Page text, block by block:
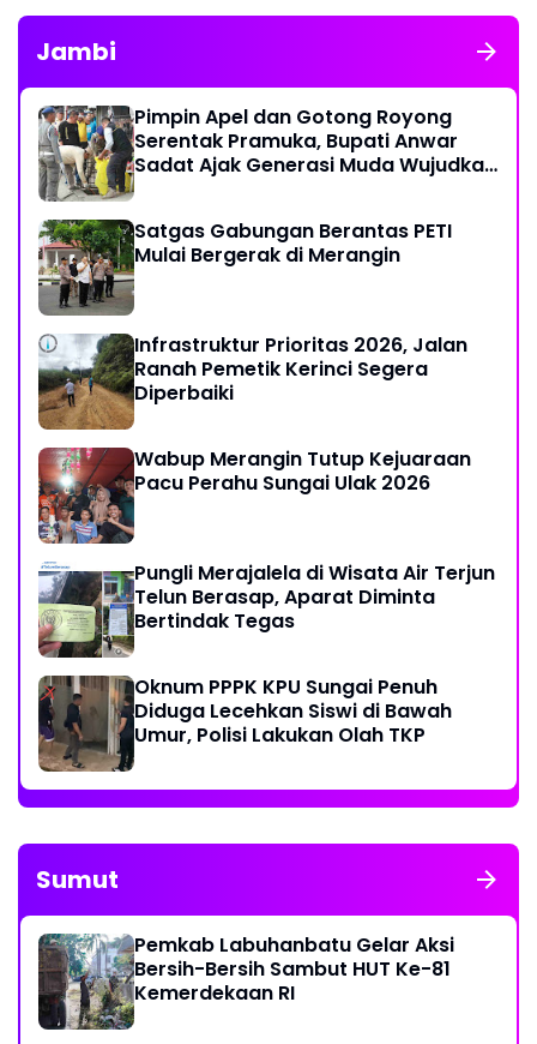
Jambi
Pimpin Apel dan Gotong Royong
Serentak Pramuka, Bupati Anwar
Sadat Ajak Generasi Muda Wujudkan
Satgas Gabungan Berantas PETI
Mulai Bergerak di Merangin
Infrastruktur Prioritas 2026, Jalan
Ranah Pemetik Kerinci Segera
Diperbaiki
Wabup Merangin Tutup Kejuaraan
Pacu Perahu Sungai Ulak 2026
Pungli Merajalela di Wisata Air Terjun
Telun Berasap, Aparat Diminta
Bertindak Tegas
Oknum PPPK KPU Sungai Penuh
Diduga Lecehkan Siswi di Bawah
Umur, Polisi Lakukan Olah TKP
Sumut
Pemkab Labuhanbatu Gelar Aksi
Bersih-Bersih Sambut HUT Ke-81
Kemerdekaan RI